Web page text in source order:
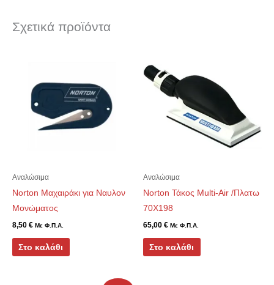
Σχετικά προϊόντα
Αναλώσιμα
Norton Μαχαιράκι για Ναυλον
Μονώματος
8,50 € Με Φ.Π.Α.
Στο καλάθι
Αναλώσιμα
Norton Τάκος Multi-Air /Πλατω
70Χ198
65,00 € Με Φ.Π.Α.
Στο καλάθι